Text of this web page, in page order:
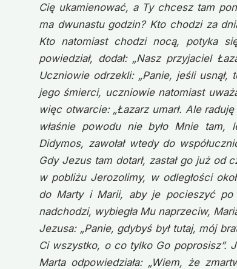
Cię ukamienować, a Ty chcesz tam
ma dwunastu godzin? Kto chodzi za
Kto natomiast chodzi nocą, potyka
powiedział, dodał: „Nasz przyjaciel
Uczniowie odrzekli: „Panie, jeśli
jego śmierci, uczniowie natomiast
więc otwarcie: „Łazarz umarł. Ale
właśnie powodu nie było Mnie tam,
Didymos, zawołał wtedy do
Gdy Jezus tam dotarł, zastał go już od
w pobliżu Jerozolimy, w odległości
do Marty i Marii, aby je pocieszyć po
nadchodzi, wybiegła Mu naprzeciw,
Jezusa: „Panie, gdybyś był tutaj, mój
Ci wszystko, o co tylko Go poprosisz”.
Marta odpowiedziała: „Wiem, że